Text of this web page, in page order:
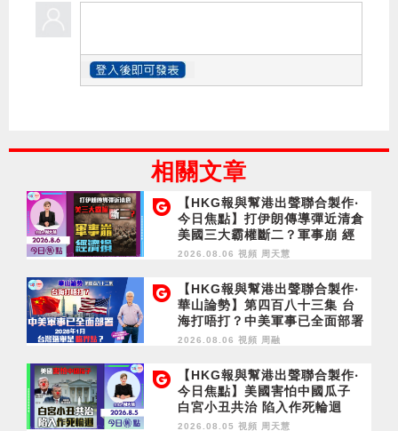
相關文章
【HKG報與幫港出聲聯合製作‧
今日焦點】打伊朗傳導彈近清倉
美國三大霸權斷二？軍事崩 經
濟損
2026.08.06 視頻 周天慧
【HKG報與幫港出聲聯合製作‧
華山論勢】第四百八十三集 台
海打唔打？中美軍事已全面部署
2028年1月台灣選舉是臨界點？
2026.08.06 視頻 周融
【HKG報與幫港出聲聯合製作‧
今日焦點】美國害怕中國瓜子
白宮小丑共治 陷入作死輪迴
2026.08.05 視頻 周天慧